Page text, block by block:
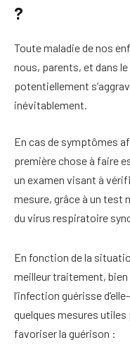
?
Toute maladie de nos
nous, parents, et dans
potentiellement
inévitablement.
En cas de symptômes
première chose à faire
un examen visant à
mesure, grâce à un test
du virus respiratoire
En fonction de la
meilleur traitement, bien
l’infection guérisse
quelques mesures
favoriser la guérison :